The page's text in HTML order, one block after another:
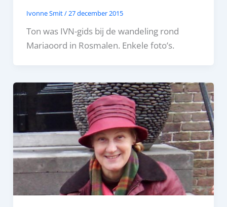
Ivonne Smit/27 december 2015
Ton was IVN-gids bij de wandeling rond
Mariaoord in Rosmalen. Enkele foto’s.